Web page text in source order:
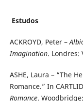
Estudos
ACKROYD, Peter –
Imagination. Londres:
ASHE, Laura – “The
Romance.” In
Romance.